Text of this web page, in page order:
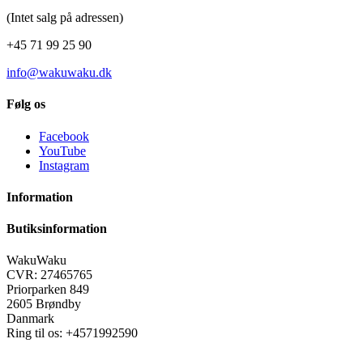
(Intet salg på adressen)
+45 71 99 25 90
info@wakuwaku.dk
Følg os
Facebook
YouTube
Instagram
Information
Butiksinformation
WakuWaku
CVR: 27465765
Priorparken 849
2605 Brøndby
Danmark
Ring til os: +4571992590